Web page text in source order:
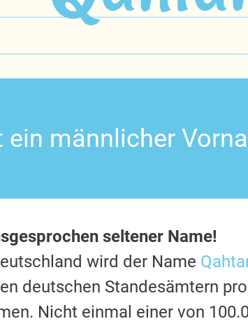
ein männlicher
seltener Name!
wird der Name
deutschen Standesämtern
Nicht einmal einer von